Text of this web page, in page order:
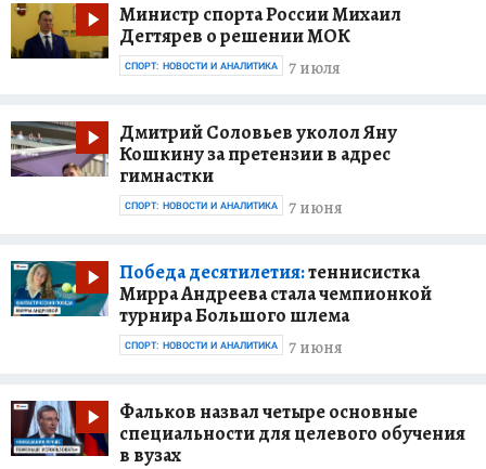
Министр спорта России Михаил
Дегтярев о решении МОК
7 июля
СПОРТ: НОВОСТИ И АНАЛИТИКА
Дмитрий Соловьев уколол Яну
Кошкину за претензии в адрес
гимнастки
7 июня
СПОРТ: НОВОСТИ И АНАЛИТИКА
Победа десятилетия:теннисистка
Мирра Андреева стала чемпионкой
турнира Большого шлема
7 июня
СПОРТ: НОВОСТИ И АНАЛИТИКА
Фальков назвал четыре основные
специальности для целевого обучения
в вузах